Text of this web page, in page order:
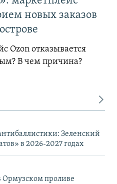
новых заказов
Ozon отказывается
В чем причина?
Зеленский
в 2026-2027 годах
Ормузском проливе